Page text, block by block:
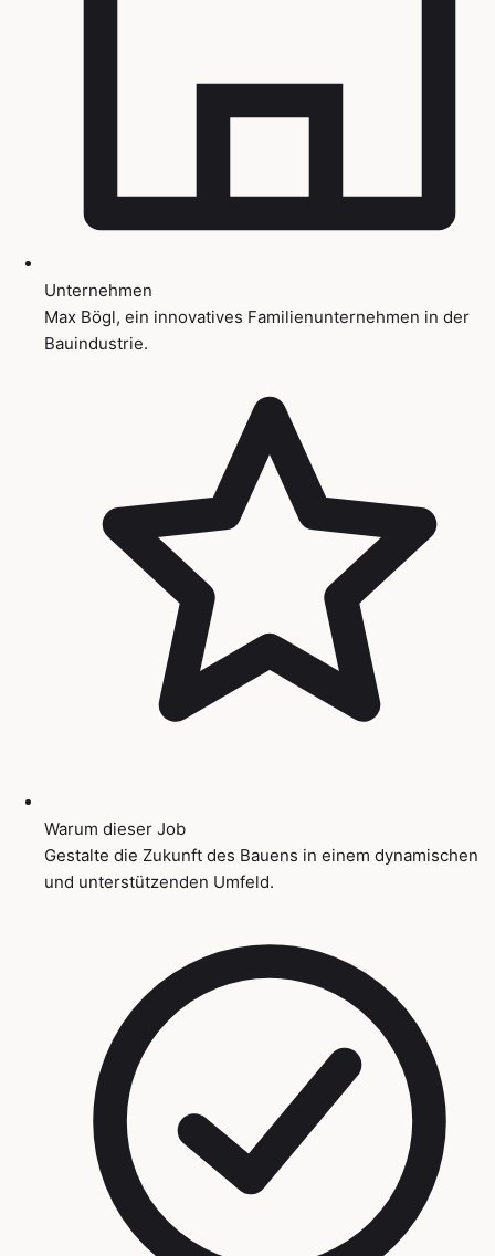
Unternehmen
Max Bögl, ein innovatives Familienunternehmen in der
Bauindustrie.
Warum dieser Job
Gestalte die Zukunft des Bauens in einem dynamischen
und unterstützenden Umfeld.